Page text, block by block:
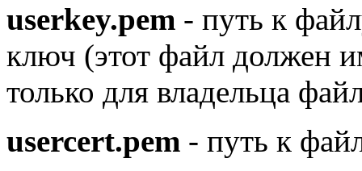
userkey.pem - путь к
ключ (этот файл должен
только для владельца
usercert.pem - путь к